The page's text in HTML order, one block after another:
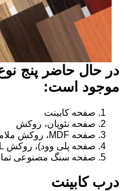
در حال حاضر پنج
موجود است:
صفحه کابینت
صفحه نئوپان، روکش
صفحه MDF، روکش ملامینه
صفحه پلی وود)، روکش HPL
صفحه سنگ مصنوعی
درب کابینت